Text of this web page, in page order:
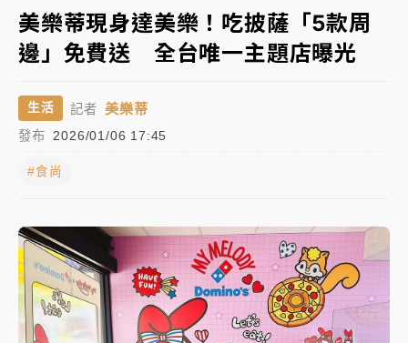
處置制度大變革！ 證交所今起縮短股票「關禁閉」天
數與撮合時間
才續任就飛美國大學面試 清大校長高為元致歉：機會
中租控股7月營收創今年新高 前7月獲利成長6%
知名婚紗「韓國藝匠」驚傳無預警倒閉！北市消保官急
赴門市：已接獲10件申訴
處置制度大變革！ 證交所今起縮短股票「關禁閉」天
數與撮合時間
美樂蒂現身達美樂！吃披薩「5款周
邊」免費送 全台唯一主題店曝光
生活 記者 美樂蒂
發布 2026/01/06 17:45
#食尚